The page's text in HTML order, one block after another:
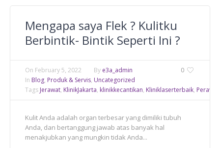
Mengapa saya Flek ? Kulitku
Berbintik- Bintik Seperti Ini ?
0
On February 5, 2022 By e3a_admin
In Blog, Produk & Servis, Uncategorized
Tags Jerawat, KlinikJakarta, klinikkecantikan, Kliniklaserterbaik,
Kulit Anda adalah organ terbesar yang dimiliki tubuh
Anda, dan bertanggung jawab atas banyak hal
menakjubkan yang mungkin tidak Anda...